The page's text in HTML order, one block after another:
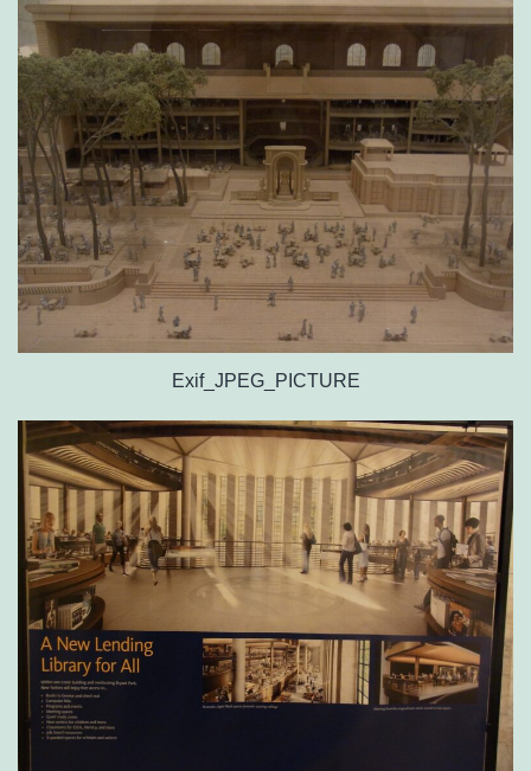
Exif_JPEG_PICTURE